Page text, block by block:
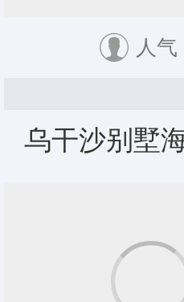
人
乌干沙别墅